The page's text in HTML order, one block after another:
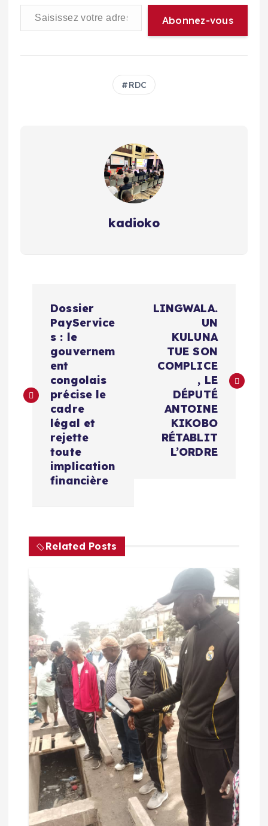
Saisissez votre adresse e-mail…
Abonnez-vous
RDC
kadioko
Navigation
l’article
‎Dossier
PayService
s : le
gouvernem
ent
congolais
précise le
cadre
légal et
rejette
toute
implication
financière
LINGWALA.
UN
KULUNA
TUE SON
COMPLICE
, LE
DÉPUTÉ
ANTOINE
KIKOBO
RÉTABLIT
L’ORDRE
Related Posts